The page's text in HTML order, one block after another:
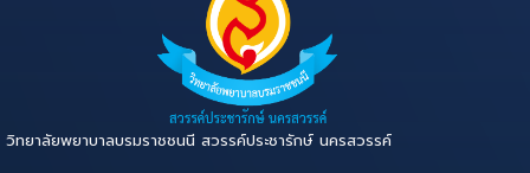
วิทยาลัยพยาบาลบรมราชชนนี สวรรค์ประชารักษ์ นครสวรรค์